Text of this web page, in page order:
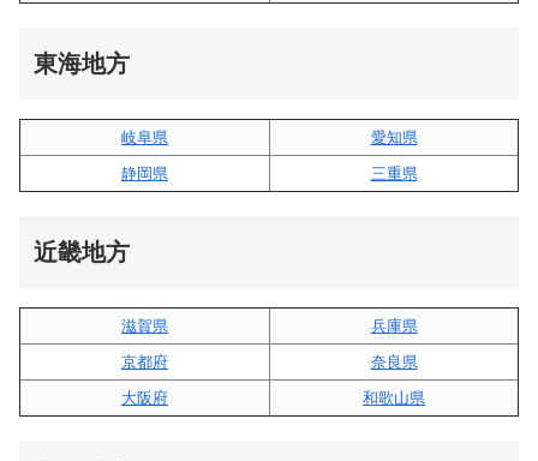
東海地方
岐阜県
愛知県
静岡県
三重県
近畿地方
滋賀県
兵庫県
京都府
奈良県
大阪府
和歌山県